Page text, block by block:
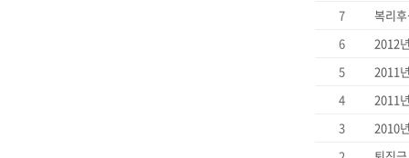
7
6
2012
5
2011
4
3
2010